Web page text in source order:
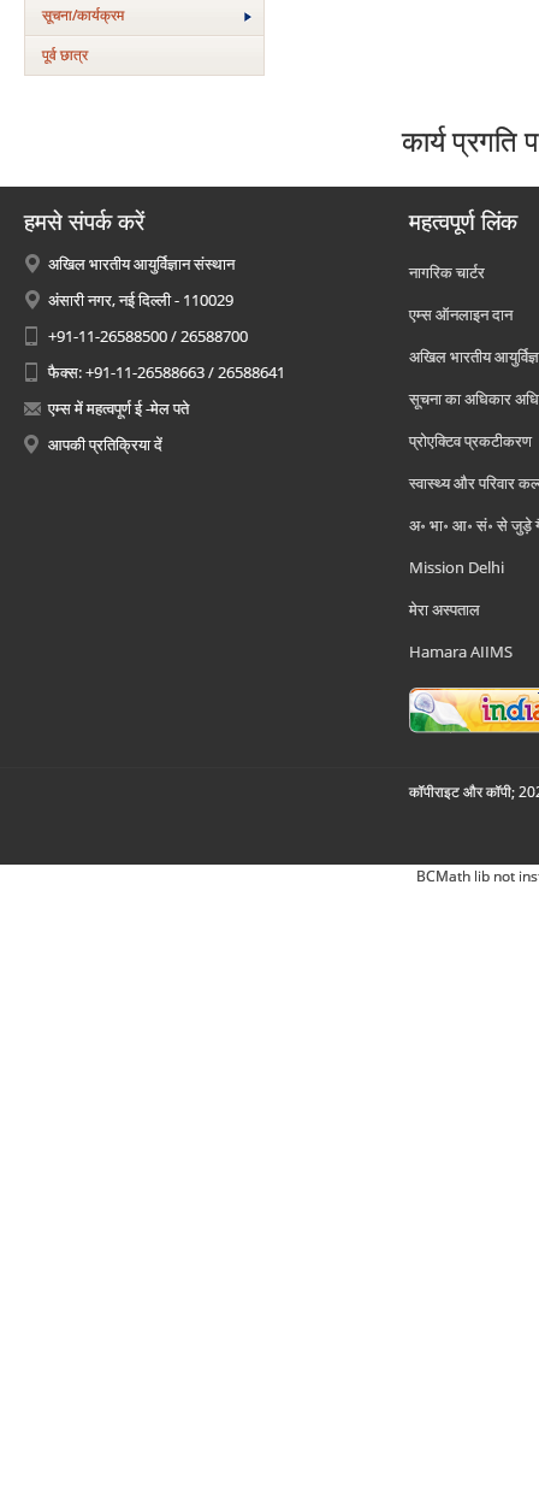
सूचना/कार्यक्रम
पूर्व छात्र
कार्य प्रगति
हमसे संपर्क करें
अखिल भारतीय आयुर्विज्ञान संस्थान
अंसारी नगर, नई दिल्ली - 110029
+91-11-26588500 / 26588700
फैक्स: +91-11-26588663 / 26588641
एम्स में महत्वपूर्ण ई -मेल पते
आपकी प्रतिक्रिया दें
महत्वपूर्ण लिंक
नागरिक चार्टर
एम्स ऑनलाइन दान
अखिल भारतीय
सूचना का अधिकार
प्रोएक्टिव प्रकटीकरण
स्वास्थ्य और परिवार
अ॰ भा॰ आ॰ सं॰ से जुड़े
Mission Delhi
मेरा अस्पताल
Hamara AIIMS
कॉपीराइट और कॉपी;
BCMath lib not